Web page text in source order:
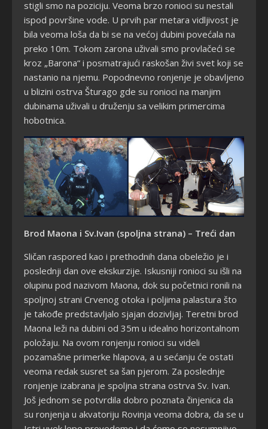
stigli smo na poziciju. Veoma brzo ronioci su nestali
ispod površine vode. U prvih par metara vidljivost je
bila veoma loša da bi se na većoj dubini povećala na
preko 10m. Tokom zarona uživali smo provlačeći se
kroz „Barona“ i posmatrajući raskošan živi svet koji se
nastanio na njemu. Popodnevno ronjenje je obavljeno
u blizini ostrva Šturago gde su ronioci na manjim
dubinama uživali u druženju sa velikim primercima
hobotnica.
Brod Maona i Sv.Ivan (spoljna strana) – Treći dan
Sličan raspored kao i prethodnih dana obeležio je i
poslednji dan ove ekskurzije. Iskusniji ronioci su išli na
olupinu pod nazivom Maona, dok su početnici ronili na
spoljnoj strani Crvenog otoka i poljima palastura što
je takođe predstavljalo sjajan dozivljaj. Teretni brod
Maona leži na dubini od 35m u idealno horizontalnom
položaju. Na ovom ronjenju ronioci su videli
pozamašne primerke hlapova, a u sećanju će ostati
veoma redak susret sa šan pjerom. Za poslednje
ronjenje izabrana je spoljna strana ostrva Sv. Ivan.
Još jednom se potvrdila dobro poznata činjenica da
su ronjenja u akvatoriju Rovinja veoma dobra, da se u